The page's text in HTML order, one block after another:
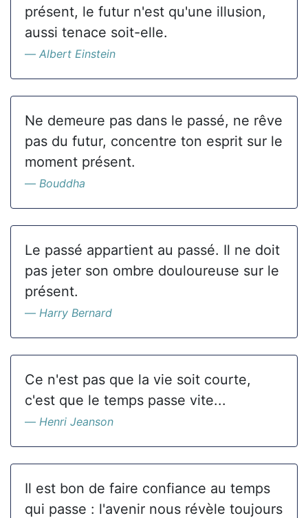
présent, le futur n'est qu'une illusion,
aussi tenace soit-elle.
Albert Einstein
Ne demeure pas dans le passé, ne rêve
pas du futur, concentre ton esprit sur le
moment présent.
Bouddha
Le passé appartient au passé. Il ne doit
pas jeter son ombre douloureuse sur le
présent.
Harry Bernard
Ce n'est pas que la vie soit courte,
c'est que le temps passe vite...
Henri Jeanson
Il est bon de faire confiance au temps
qui passe : l'avenir nous révèle toujours